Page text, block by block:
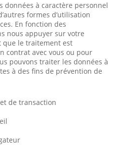
données à caractère personnel
formes d’utilisation
En fonction des
nous appuyer sur votre
que le traitement est
contrat avec vous ou pour
pouvons traiter les données à
à des fins de prévention de
de transaction